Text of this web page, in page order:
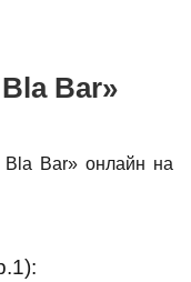
Bar»
Bla Bar» онлайн на